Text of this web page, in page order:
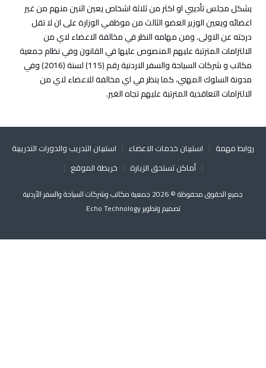
يشكل مجلس تأديبي او اكثر من ثلاثة اشخاص يعين اثنين منهم من غير
اعضائه ويعين الوزير العضو الثالث من موظفي الوزارة على ان لا تقل
درجته عن الاولى. ومن مهامه النظر في مخالفة الاعضاء لاي من
الالتزامات المترتبة عليهم المنصوص عليها في القانون وفي نظام جمعية
مكاتب و شركات السياحة والسفر الاردنية رقم (115) لسنة (2016) وفي
مدونة السلوك المهني، كما ينظر في اي مخالفة للاعضاء لاي من
الالتزامات التعاقدية المترتبة عليهم تجاه الغير.
روابط مهمة استبيان خدمات الاعضاء
استبيان التدريب والدورات التدريبية
أماكن تستحق الزيارة
خريطة الموقع
جميع الحقوق محفوظة © 2026 جمعية مكاتب وشركات السياحة والسفر الأردنية
تصميم وتطويرEcho Technology